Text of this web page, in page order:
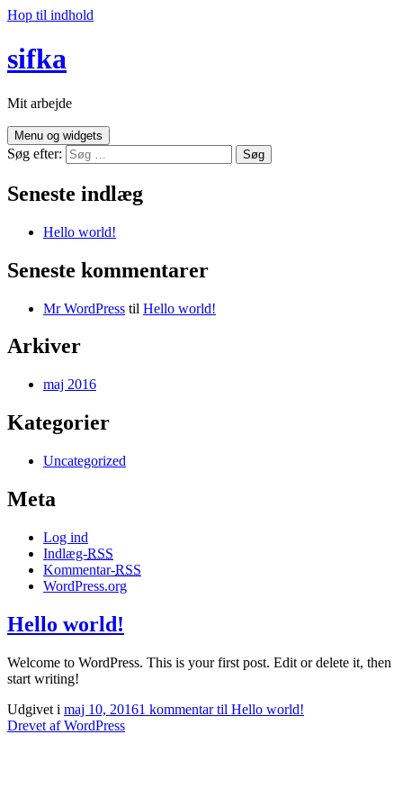
Hop til indhold
sifka
Mit arbejde
Menu og widgets
Søg efter:
Seneste indlæg
Hello world!
Seneste kommentarer
Mr WordPress til Hello world!
Arkiver
maj 2016
Kategorier
Uncategorized
Meta
Log ind
Indlæg-RSS
Kommentar-RSS
WordPress.org
Hello world!
Welcome to WordPress. This is your first post. Edit or delete it, then
start writing!
Udgivet i maj 10, 20161 kommentartil Hello world!
Drevet af WordPress